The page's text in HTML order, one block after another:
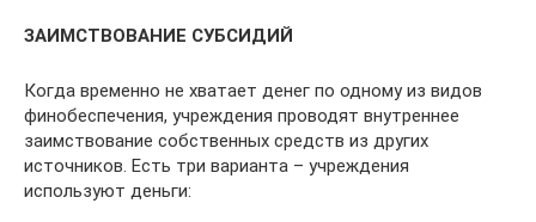
ЗАИМСТВОВАНИЕ СУБСИДИЙ
Когда временно не хватает денег по одному из видов
финобеспечения, учреждения проводят внутреннее
заимствование собственных средств из других
источников. Есть три варианта – учреждения
используют деньги: